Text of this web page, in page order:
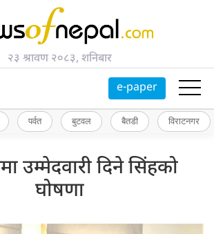
२३ श्रावण २०८३, शनिबार
e-paper
पर्वत बुटवल बैतडी विराटनगर
उम्मेदवारी दिने सिंहको
घोषणा